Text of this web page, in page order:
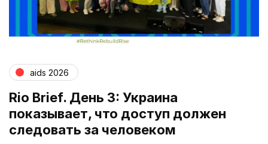
aids 2026
Rio Brief. День 3: Украина
показывает, что доступ должен
следовать за человеком